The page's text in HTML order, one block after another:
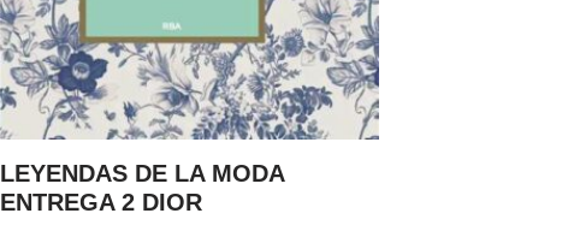
LEYENDAS DE LA MODA
ENTREGA 2 DIOR